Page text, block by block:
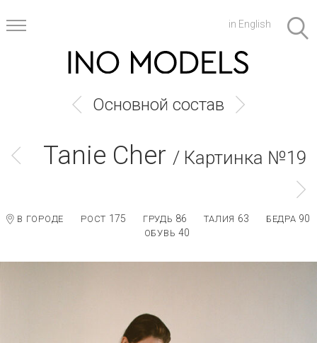
in English
Основной состав
Tanie Cher / Картинка №19
В ГОРОДЕ РОСТ 175 ГРУДЬ 86 ТАЛИЯ 63 БЕДРА 90
ОБУВЬ40